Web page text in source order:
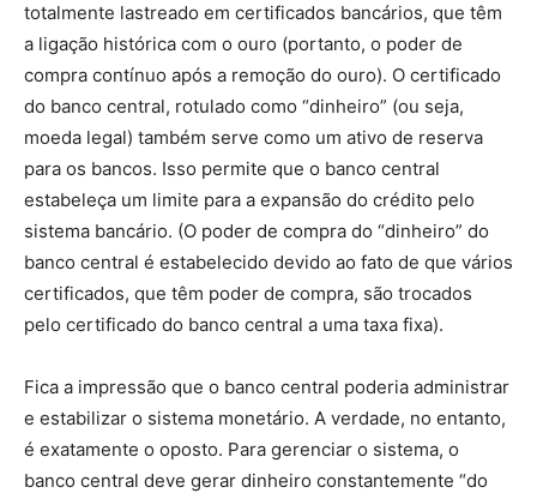
totalmente lastreado em certificados bancários, que têm
a ligação histórica com o ouro (portanto, o poder de
compra contínuo após a remoção do ouro). O certificado
do banco central, rotulado como “dinheiro” (ou seja,
moeda legal) também serve como um ativo de reserva
para os bancos. Isso permite que o banco central
estabeleça um limite para a expansão do crédito pelo
sistema bancário. (O poder de compra do “dinheiro” do
banco central é estabelecido devido ao fato de que vários
certificados, que têm poder de compra, são trocados
pelo certificado do banco central a uma taxa fixa).
Fica a impressão que o banco central poderia administrar
e estabilizar o sistema monetário. A verdade, no entanto,
é exatamente o oposto. Para gerenciar o sistema, o
banco central deve gerar dinheiro constantemente “do